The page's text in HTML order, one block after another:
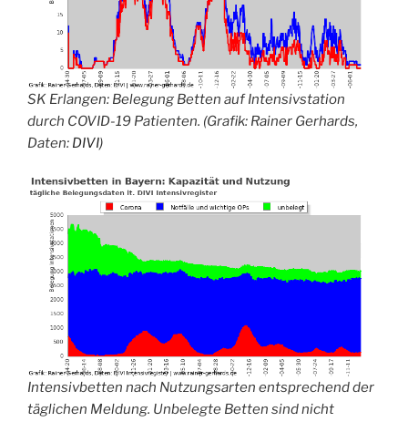
SK Erlangen: Belegung Betten auf Intensivstation
durch COVID-19 Patienten. (Grafik: Rainer Gerhards,
Daten: DIVI)
Intensivbetten nach Nutzungsarten entsprechend der
täglichen Meldung. Unbelegte Betten sind nicht